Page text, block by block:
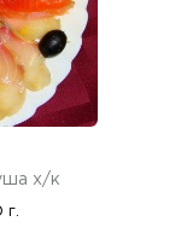
х/к
г.